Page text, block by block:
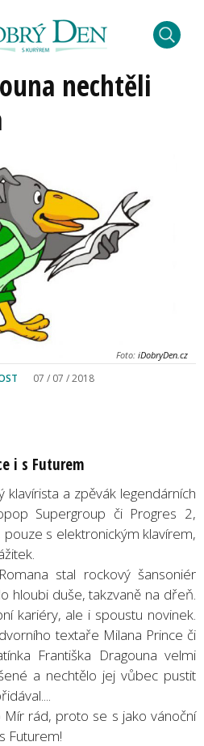
nechtěli
Foto: iDobryDen.cz
07 / 07 / 2018
i s Futurem
klavírista a zpěvák legendárních
Supergroup či Progres 2,
s elektronickým klavírem,
stal rockový šansoniér
hloubi duše, takzvaně na dřeň.
kariéry, ale i spoustu novinek.
textaře Milana Prince či
Františka Dragouna velmi
a nechtělo jej vůbec pustit
Mír rád, proto se s jako vánoční
Futurem!